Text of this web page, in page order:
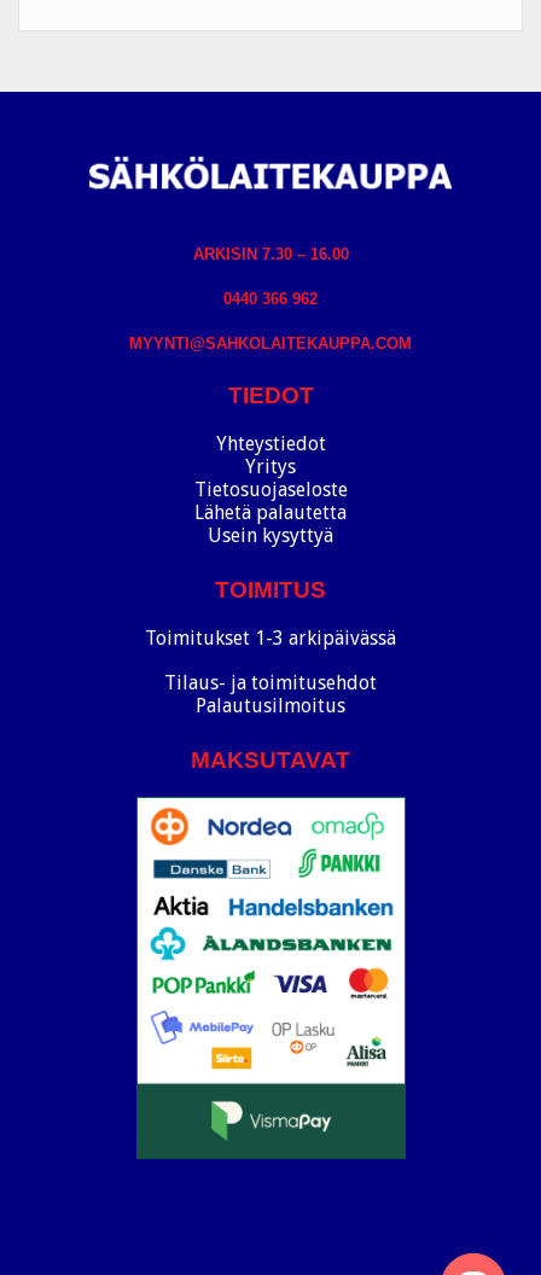
ARKISIN 7.30 – 16.00
0440 366 962
MYYNTI@SAHKOLAITEKAUPPA.COM
TIEDOT
Yhteystiedot
Yritys
Tietosuojaseloste
Lähetä palautetta
Usein kysyttyä
TOIMITUS
Toimitukset 1-3 arkipäivässä
Tilaus- ja toimitusehdot
Palautusilmoitus
MAKSUTAVAT